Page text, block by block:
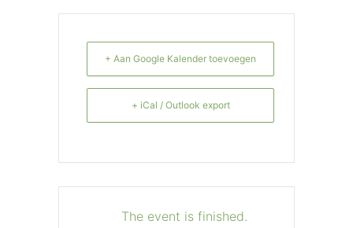
+ Aan Google Kalender toevoegen
+ iCal / Outlook export
The event is finished.